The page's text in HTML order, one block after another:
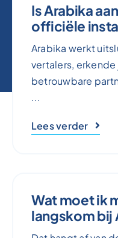
Is Arabika
officiële
Arabika werkt
vertalers,
betrouwbare
...
Lees verder
Wat moet ik
langskom bij